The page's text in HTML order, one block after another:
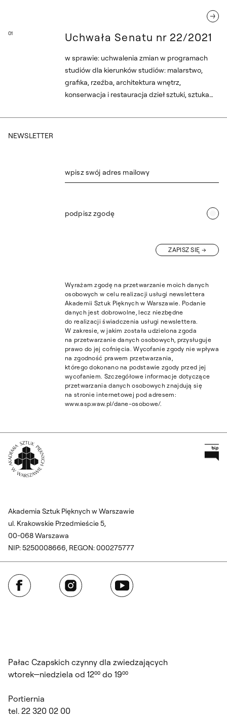
01 Uchwała Senatu nr 22/2021
w sprawie: uchwalenia zmian w programach
studiów dla kierunków studiów: malarstwo,
grafika, rzeźba, architektura wnętrz,
konserwacja i restauracja dzieł sztuki, sztuka
cykli kształcenia rozpoczynających się od roku
NEWSLETTER
wpisz swój adres mailowy
podpisz zgodę
ZAPISZ SIĘ
Wyrażam zgodę na przetwarzanie moich danych
osobowych w celu realizacji usługi newslettera
Akademii Sztuk Pięknych w Warszawie. Podanie
danych jest dobrowolne, lecz niezbędne
do realizacji świadczenia usługi newslettera.
W zakresie, w jakim została udzielona zgoda
na przetwarzanie danych osobowych, przysługuje
prawo do jej cofnięcia. Wycofanie zgody nie wpływa
na zgodność prawem przetwarzania,
którego dokonano na podstawie zgody przed jej
wycofaniem. Szczegółowe informacje dotyczące
przetwarzania danych osobowych znajdują się
na stronie internetowej pod adresem:
www.asp.waw.pl/dane-osobowe/.
Akademia Sztuk Pięknych w Warszawie
ul. Krakowskie Przedmieście 5,
00-068 Warszawa
NIP: 5250008666, REGON: 000275777
Facebook Instagram YouTube
Pałac Czapskich czynny dla zwiedzających
wtorek—niedziela od 12⁰⁰ do 19⁰⁰
Portiernia
tel. 22 320 02 00